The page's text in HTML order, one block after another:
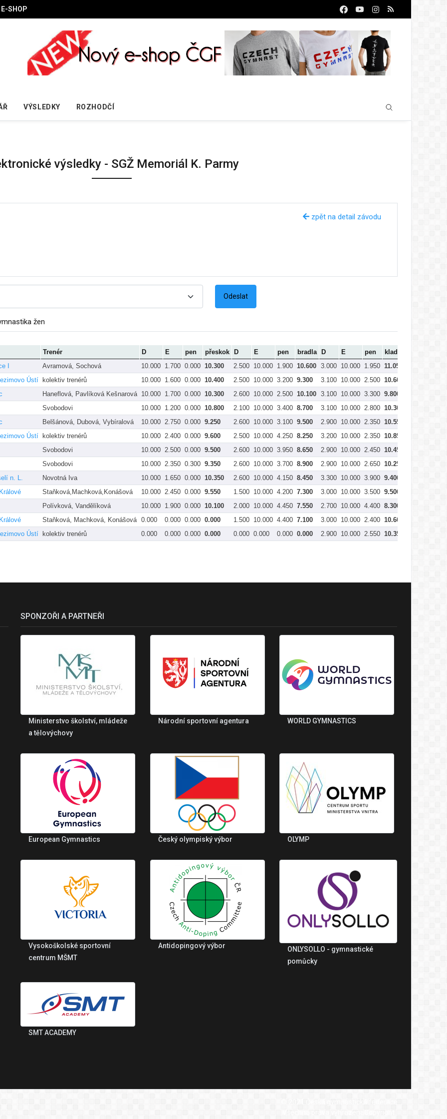
E-SHOP
VÝSLEDKY ROZHODČÍ
výsledky - SGŽ Memoriál K. Parmy
zpět na detail závodu
žen
Trenér D E pen přeskok D E pen bradla D E pen kladina
I
Avramová, Sochová 10.000 1.700 0.000 10.300 2.500 10.000 1.900 10.600 3.000 10.000 1.950 11.050
Ústí kolektiv trenérů 10.000 1.600 0.000 10.400 2.500 10.000 3.200 9.300 3.100 10.000 2.500 10.600
Haneflová, Pavlíková Kešnarová 10.000 1.700 0.000 10.300 2.600 10.000 2.500 10.100 3.100 10.000 3.300 9.800
Svobodovi
10.000 1.200 0.000 10.800 2.100 10.000 3.400 8.700 3.100 10.000 2.800 10.300
Belšánová, Dubová, Vybíralová 10.000 2.750 0.000 9.250 2.600 10.000 3.100 9.500 2.900 10.000 2.350 10.550
Ústí kolektiv trenérů 10.000 2.400 0.000 9.600 2.500 10.000 4.250 8.250 3.200 10.000 2.350 10.850
Svobodovi
10.000 2.500 0.000 9.500 2.600 10.000 3.950 8.650 2.900 10.000 2.450 10.450
Svobodovi
10.000 2.350 0.300 9.350 2.600 10.000 3.700 8.900 2.900 10.000 2.650 10.250
n. L.
Novotná Iva 10.000 1.650 0.000 10.350 2.600 10.000 4.150 8.450 3.300 10.000 3.900 9.400
Staňková,Machková,Konášová 10.000 2.450 0.000 9.550 1.500 10.000 4.200 7.300 3.000 10.000 3.500 9.500
Polívková, Vandělíková
10.000 1.900 0.000 10.100 2.000 10.000 4.450 7.550 2.700 10.000 4.400 8.300
Staňková, Machková, Konášová 0.000 0.000 0.000 0.000 1.500 10.000 4.400 7.100 3.000 10.000 2.400 10.600
Ústí kolektiv trenérů 0.000 0.000 0.000 0.000 0.000 0.000 0.000 0.000 2.900 10.000 2.550 10.350
SPONZOŘI A PARTNEŘI
Ministerstvo školství, mládeže
a tělovýchovy
Národní sportovní agentura WORLD GYMNASTICS
European Gymnastics Český olympiský výbor OLYMP
Vysokoškolské sportovní
centrum MŠMT
Antidopingový výbor
ONLYSOLLO - gymnastické
pomůcky
SMT ACADEMY